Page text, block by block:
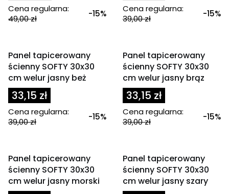
Cena regularna:
49,00 zł
-15%
Cena regularna:
39,00 zł
-15%
Panel tapicerowany
ścienny SOFTY 30x30
cm welur jasny beż
33,15 zł
Cena regularna:
39,00 zł
-15%
Panel tapicerowany
ścienny SOFTY 30x30
cm welur jasny brąz
33,15 zł
Cena regularna:
39,00 zł
-15%
Panel tapicerowany
ścienny SOFTY 30x30
cm welur jasny morski
Panel tapicerowany
ścienny SOFTY 30x30
cm welur jasny szary